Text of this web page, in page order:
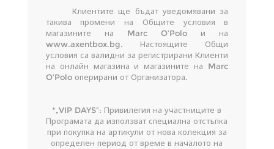
Клиентите ще бъдат уведомявани за
такива промени на Общите условия в
магазините на Marc O’Polo и на
www.axentbox.bg. Настоящите Общи
условия са валидни за регистрирани Клиенти
на онлайн магазина и магазините на Marc
O’Polo оперирани от Организатора.
*„VIP DAYS”: Привилегия на участниците в
Програмата да използват специална отстъпка
при покупка на артикули от нова колекция за
определен период от време в началото на